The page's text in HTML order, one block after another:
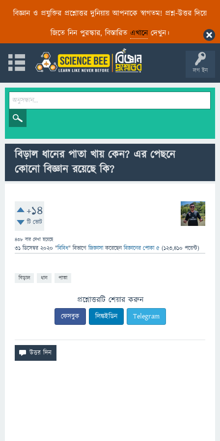
বিজ্ঞান ও প্রযুক্তির প্রশ্নোত্তর দুনিয়ায় আপনাকে স্বাগতম! প্রশ্ন-উত্তর দিয়ে
জিতে নিন পুরস্কার, বিস্তারিত এখানেদেখুন।
লগ ইন
বিড়াল ধানের পাতা খায় কেন? এর পেছনে
কোনো বিজ্ঞান রয়েছে কি?
+14
টি ভোট
438 বার দেখা হয়েছে
31 ডিসেম্বর 2020 "বিবিধ" বিভাগে জিজ্ঞাসাকরেছেনবিজ্ঞানের পোকা ৫ (123,410 পয়েন্ট)
বিড়াল ধান পাতা
প্রশ্নোত্তরটি শেয়ার করুন
ফেসবুক লিঙ্কইডিন Telegram